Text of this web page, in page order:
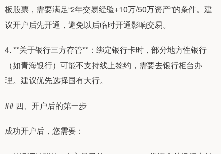
板股票，需要满足“2年交易经验+10万/50万资产”的条件。建
议开户后先开通，避免以后临时开通影响交易。
4. **关于银行三方存管**：绑定银行卡时，部分地方性银行
（如青海银行）可能不支持线上签约，需要去银行柜台办
理。建议优先选择国有大行。
## 四、开户后的第一步
成功开户后，您需要：